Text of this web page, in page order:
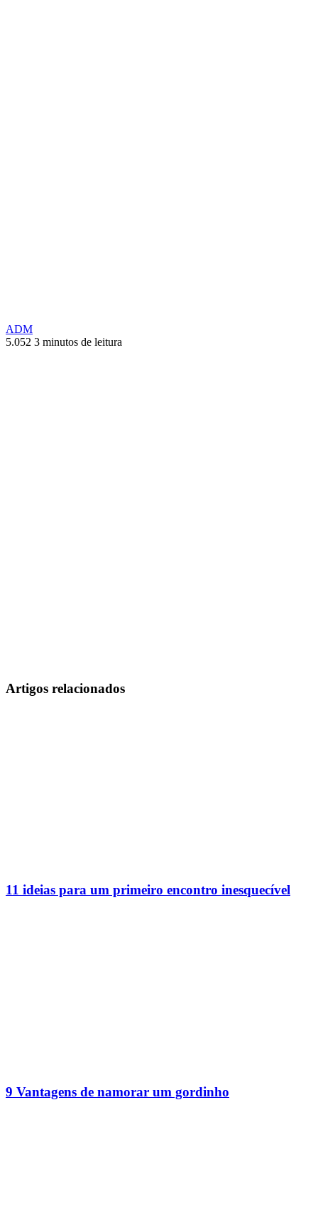
ADM
5.052 3 minutos de leitura
Artigos relacionados
11 ideias para um primeiro encontro inesquecível
9 Vantagens de namorar um gordinho